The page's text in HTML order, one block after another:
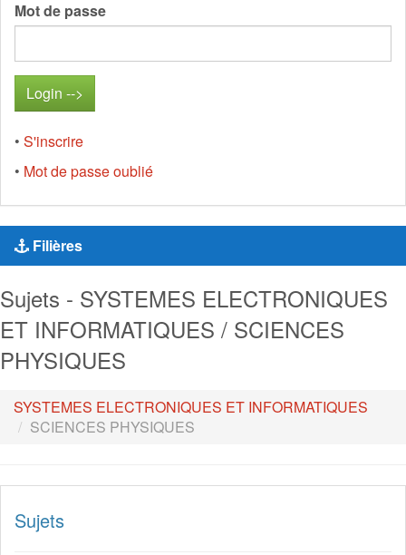
Mot de passe
• S'inscrire
• Mot de passe oublié
Filières
Sujets - SYSTEMES ELECTRONIQUES
ET INFORMATIQUES / SCIENCES
PHYSIQUES
SYSTEMES ELECTRONIQUES ET INFORMATIQUES
SCIENCES PHYSIQUES
Sujets